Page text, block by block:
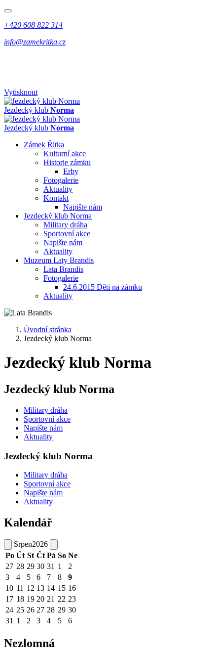
+420 608 822 314
info@zamekritka.cz
Vytisknout
Jezdecký klub Norma
Jezdecký klub Norma
Zámek Řitka
Kulturní akce
Historie zámku
Erby
Fotogalerie
Aktuality
Kontakt
Napište nám
Jezdecký klub Norma
Military dráha
Sportovní akce
Napište nám
Aktuality
Muzeum Laty Brandis
Lata Brandis
Fotogalerie
24.6.2015 Děti na zámku
Aktuality
Úvodní stránka
Jezdecký klub Norma
Jezdecký klub Norma
Jezdecký klub Norma
Military dráha
Sportovní akce
Napište nám
Aktuality
Jezdecký klub Norma
Military dráha
Sportovní akce
Napište nám
Aktuality
Kalendář
Srpen2026
Po Út St Čt Pá So Ne
27 28 29 30 31 1
2
3
4 5 6 7 8
9
10 11 12 13 14 15 16
17 18 19 20 21 22 23
24 25 26 27 28 29 30
31 1 2 3 4 5 6
Nezlomná